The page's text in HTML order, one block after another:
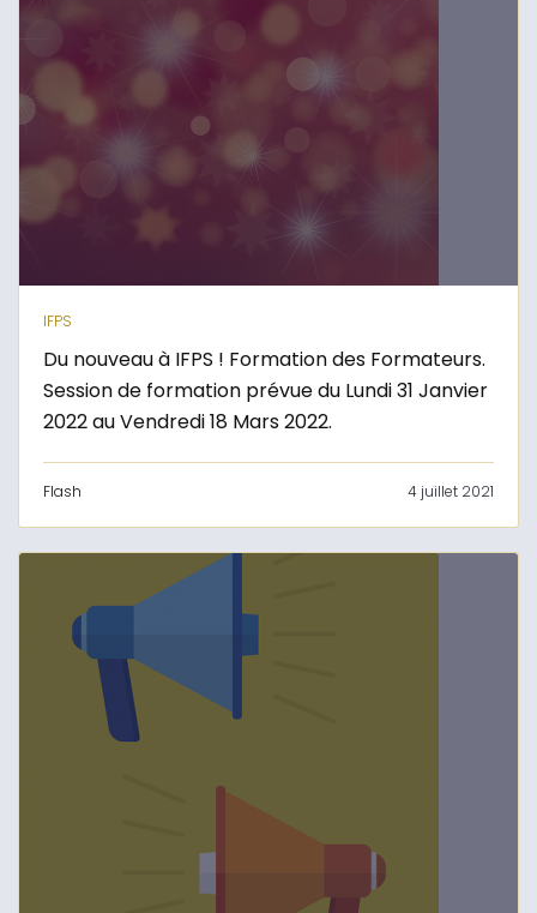
IFPS
Du nouveau à IFPS ! Formation des Formateurs.
Session de formation prévue du Lundi 31 Janvier
2022 au Vendredi 18 Mars 2022.
Flash 4 juillet 2021